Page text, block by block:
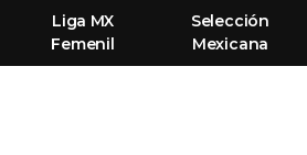
Liga MX
Femenil
Selección
Mexicana